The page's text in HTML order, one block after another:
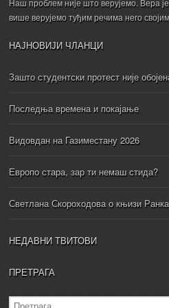
Наш проблем није што верујемо. Вера
више верујемо туђим речима него
НАЈНОВИЈИ ЧЛАНЦИ
Зашто студентски протест није
Последња времена и покајање
Видовдан на Газиместану 2026
Европо стара, зар ти немаш стида?
Светлана Скороходова о књизи Ранка
НЕДАВНИ ТВИТОВИ
ПРЕТРАГА